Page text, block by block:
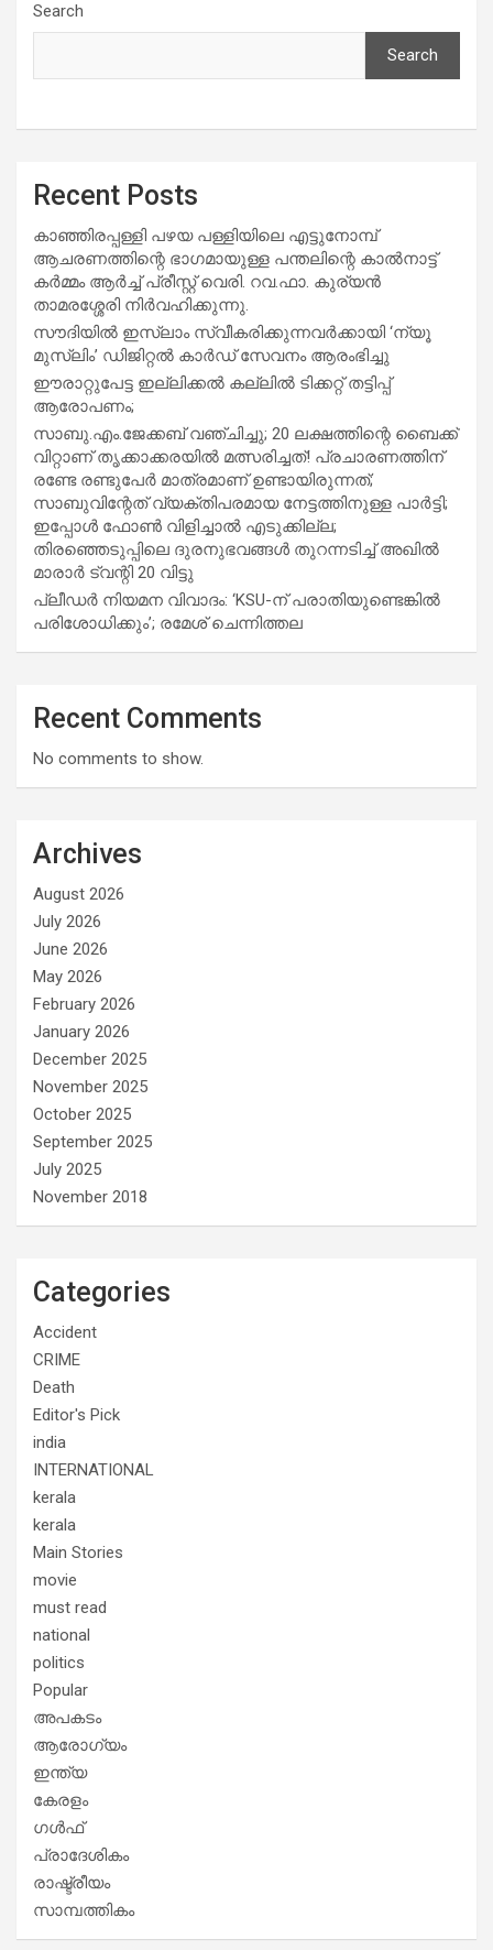
Search
Search
Recent Posts
കാഞ്ഞിരപ്പള്ളി പഴയ പള്ളിയിലെ എട്ടുനോമ്പ്
ആചരണത്തിന്റെ ഭാഗമായുള്ള പന്തലിന്റെ കാൽനാട്ട്
കർമ്മം ആർച്ച് പ്രീസ്റ്റ് വെരി. റവ.ഫാ. കുര്യൻ
താമരശ്ശേരി നിർവഹിക്കുന്നു.
സൗദിയില്‍ ഇസ്‌ലാം സ്വീകരിക്കുന്നവര്‍ക്കായി ‘ന്യൂ
മുസ്ലിം’ ഡിജിറ്റല്‍ കാര്‍ഡ് സേവനം ആരംഭിച്ചു
ഈരാറ്റുപേട്ട ഇല്ലിക്കൽ കല്ലിൽ ടിക്കറ്റ് തട്ടിപ്പ്
ആരോപണം;
സാബു.എം.ജേക്കബ് വഞ്ചിച്ചു; 20 ലക്ഷത്തിന്റെ ബൈക്ക്
വിറ്റാണ് തൃക്കാക്കരയില്‍ മത്സരിച്ചത്! പ്രചാരണത്തിന്
രണ്ടേ രണ്ടുപേര്‍ മാത്രമാണ് ഉണ്ടായിരുന്നത്;
സാബുവിന്റേത് വ്യക്തിപരമായ നേട്ടത്തിനുള്ള പാര്‍ട്ടി;
ഇപ്പോള്‍ ഫോണ്‍ വിളിച്ചാല്‍ എടുക്കില്ല;
തിരഞ്ഞെടുപ്പിലെ ദുരനുഭവങ്ങള്‍ തുറന്നടിച്ച് അഖില്‍
മാരാര്‍ ട്വന്റി 20 വിട്ടു
പ്ലീഡർ നിയമന വിവാദം: ‘KSU-ന് പരാതിയുണ്ടെങ്കിൽ
പരിശോധിക്കും’; രമേശ് ചെന്നിത്തല
Recent Comments
No comments to show.
Archives
August 2026
July 2026
June 2026
May 2026
February 2026
January 2026
December 2025
November 2025
October 2025
September 2025
July 2025
November 2018
Categories
Accident
CRIME
Death
Editor's Pick
india
INTERNATIONAL
kerala
kerala
Main Stories
movie
must read
national
politics
Popular
അപകടം
ആരോഗ്യം
ഇന്ത്യ
കേരളം
ഗൾഫ്
പ്രാദേശികം
രാഷ്ട്രീയം
സാമ്പത്തികം